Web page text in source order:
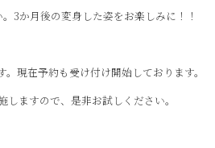
3か月後の変身した姿をお楽しみに！！
。現在予約も受け付け開始しております。
しますので、是非お試しください。